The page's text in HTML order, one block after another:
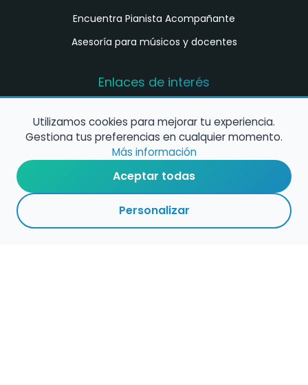
Encuentra Pianista Acompañante
Asesoría para músicos y docentes
Enlaces de interés
música en España
Configura alertas de empleo
Contacta con nosotros
Utilizamos cookies para mejorar tu experiencia.
Gestiona tus preferencias en cualquier momento.
Más información
Aceptar todas
Personalizar